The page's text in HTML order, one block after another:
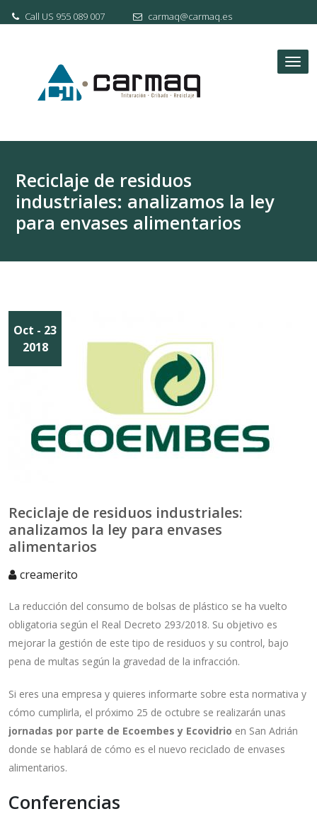
to
Call US 955 089 007 carmaq@carmaq.es
Reciclaje de residuos
industriales: analizamos la ley
para envases alimentarios
Oct - 23
2018
Reciclaje de residuos industriales:
analizamos la ley para envases
alimentarios
creamerito
La reducción del consumo de bolsas de plástico se ha vuelto
obligatoria según el Real Decreto 293/2018. Su objetivo es
mejorar la gestión de este tipo de residuos y su control, bajo
pena de multas según la gravedad de la infracción.
Si eres una empresa y quieres informarte sobre esta normativa y
cómo cumplirla, el próximo 25 de octubre se realizarán unas
jornadas por parte de Ecoembes y Ecovidrio en San Adrián
donde se hablará de cómo es el nuevo reciclado de envases
alimentarios.
Conferencias